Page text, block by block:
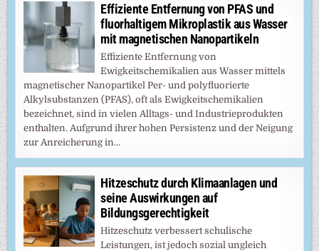
Effiziente Entfernung von PFAS und
fluorhaltigem Mikroplastik aus Wasser
mit magnetischen Nanopartikeln
Effiziente Entfernung von
Ewigkeitschemikalien aus Wasser mittels
magnetischer Nanopartikel Per- und polyfluorierte
Alkylsubstanzen (PFAS), oft als Ewigkeitschemikalien
bezeichnet, sind in vielen Alltags- und Industrieprodukten
enthalten. Aufgrund ihrer hohen Persistenz und der Neigung
zur Anreicherung in…
Hitzeschutz durch Klimaanlagen und
seine Auswirkungen auf
Bildungsgerechtigkeit
Hitzeschutz verbessert schulische
Leistungen, ist jedoch sozial ungleich